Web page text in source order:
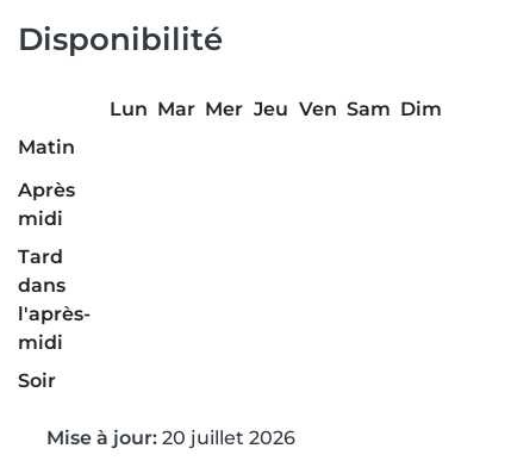
Disponibilité
Lun Mar Mer Jeu Ven Sam Dim
Matin
Après
midi
Tard
dans
l'après-
midi
Soir
Mise à jour: 20 juillet 2026